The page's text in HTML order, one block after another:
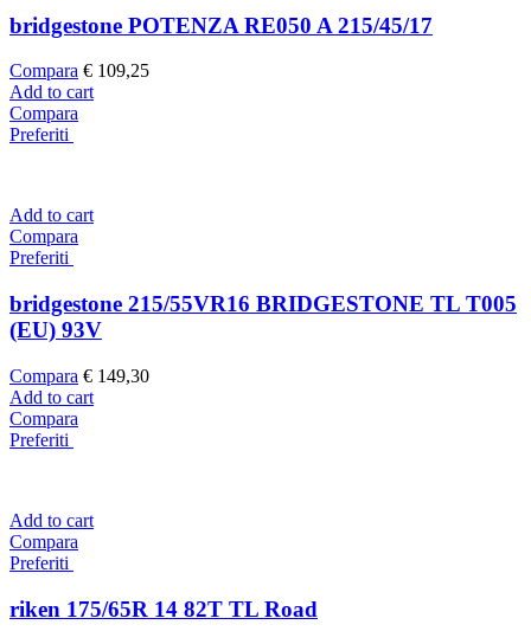
bridgestone POTENZA RE050 A 215/45/17
Compara € 109,25
Add to cart
Compara
Preferiti
Add to cart
Compara
Preferiti
bridgestone 215/55VR16 BRIDGESTONE TL T005
(EU) 93V
Compara € 149,30
Add to cart
Compara
Preferiti
Add to cart
Compara
Preferiti
riken 175/65R 14 82T TL Road